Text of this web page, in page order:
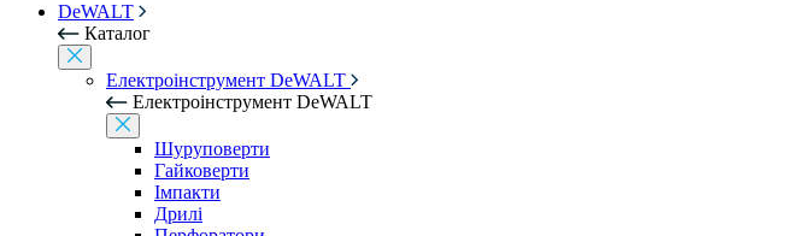
DeWALT
Каталог
Електроінструмент DeWALT
Електроінструмент DeWALT
Шуруповерти
Гайковерти
Імпакти
Дрилі